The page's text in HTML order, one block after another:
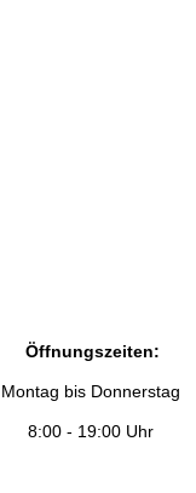
Öffnungszeiten:
Montag bis Donnerstag
8:00 - 19:00 Uhr